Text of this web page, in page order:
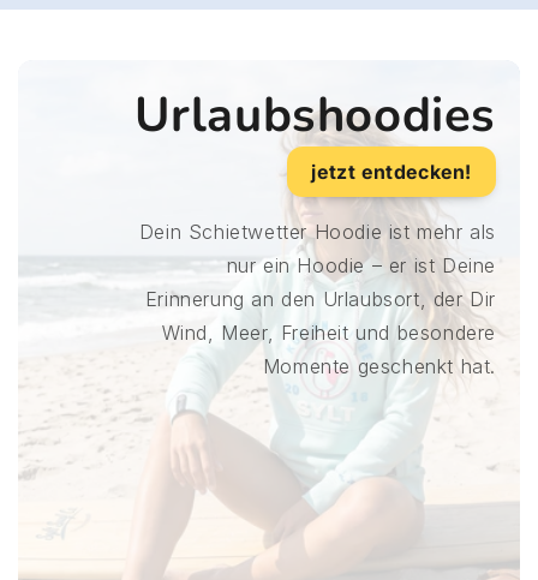
Urlaubshoodies
jetzt entdecken!
Dein Schietwetter Hoodie ist mehr als
nur ein Hoodie – er ist Deine
Erinnerung an den Urlaubsort, der Dir
Wind, Meer, Freiheit und besondere
Momente geschenkt hat.